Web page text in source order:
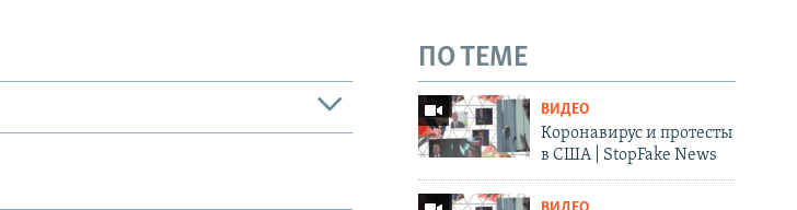
ПО ТЕМЕ
ВИДЕО
Коронавирус и протесты
в США | StopFake News